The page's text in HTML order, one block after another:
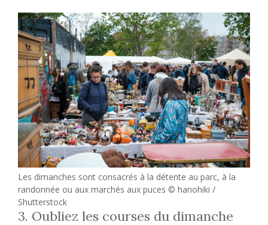
Les dimanches sont consacrés à la détente au parc, à la
randonnée ou aux marchés aux puces © hanohiki /
Shutterstock
3. Oubliez les courses du dimanche